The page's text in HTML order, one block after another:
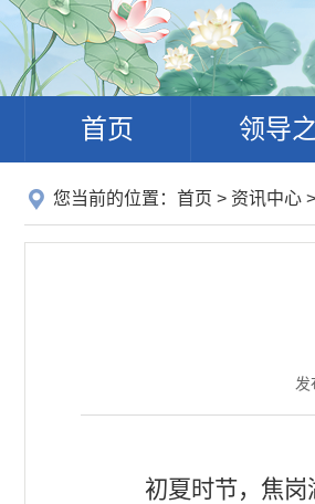
首页 领导
您当前的位置： 首页 > 资讯中心 >
发
初夏时节，焦